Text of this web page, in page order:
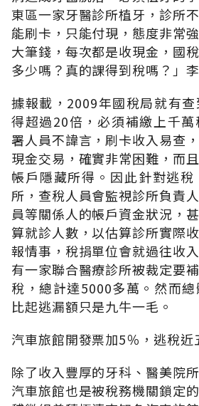
東區一家牙醫診所植牙，診所
能刷卡，只能付現，態度非常
大筆錢，每次都是收現金，國
多少嗎？真的課得到稅嗎？」
據報載，2009年國稅局就有
得超過20倍，必須補繳上千
署人員不諱言，刷卡收入易查
現金交易，確實非常困難，而
帳戶隱藏所得。因此針對逃
所，查稅人員會監視診所負責
員等關係人的帳戶資金狀況，
算就診人數，以估算診所實際
報情事，稅捐單位會就過往收
有一家聯合醫療診所被裁定要
稅，總計達5000多萬。然而
比起逃漏額只是九牛一毛。
汽車旅館開發票加5％，逃稅近
除了收入豐厚的牙科、醫美院
汽車旅館也是被稅務機關鎖定